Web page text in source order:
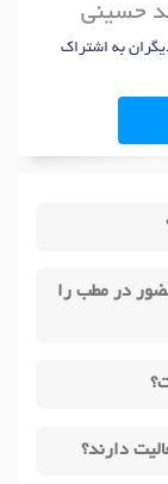
حسینی
به اشتراک
در مطب را
دارند؟